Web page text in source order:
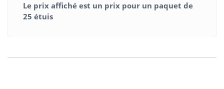
Le prix affiché est un prix pour un paquet de
25 étuis